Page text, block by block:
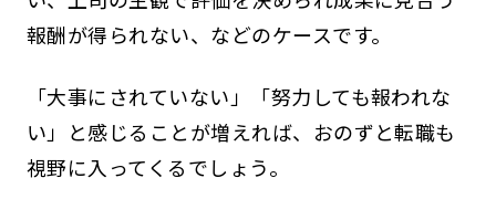
報酬が得られない、などのケースです。
「大事にされていない」「努力しても報われな
い」と感じることが増えれば、おのずと転職も
視野に入ってくるでしょう。